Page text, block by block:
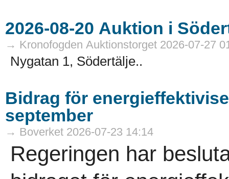
→ Kronofogden Auktionstorget 2026-07-27
Nygatan 1, Södertälje..
Bidrag för
september
→ Boverket 2026-07-23 14:14
Regeringen har